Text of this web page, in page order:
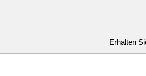
Erhalten